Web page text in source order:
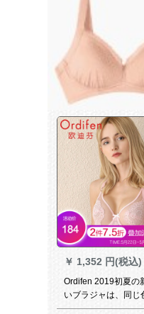
￥ 1,352 円(税込)
Ordifen 2019初夏の
いブラジャは、同じ
Q清紫36 B/80 Bを貼